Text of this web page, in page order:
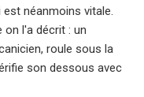
néanmoins vitale.
on l'a décrit : un
roule sous la
son dessous avec